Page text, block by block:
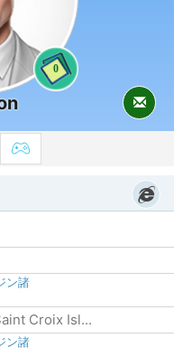
0
ン諸
Croix Isl...
ン諸